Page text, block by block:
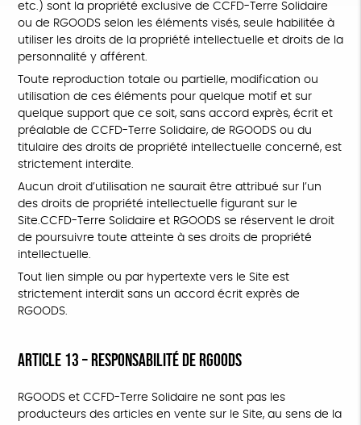
etc.) sont la propriété exclusive de CCFD-Terre Solidaire
ou de RGOODS selon les éléments visés, seule habilitée à
utiliser les droits de la propriété intellectuelle et droits de la
personnalité y afférent.
Toute reproduction totale ou partielle, modification ou
utilisation de ces éléments pour quelque motif et sur
quelque support que ce soit, sans accord exprès, écrit et
préalable de CCFD-Terre Solidaire, de RGOODS ou du
titulaire des droits de propriété intellectuelle concerné, est
strictement interdite.
Aucun droit d’utilisation ne saurait être attribué sur l’un
des droits de propriété intellectuelle figurant sur le
Site.CCFD-Terre Solidaire et RGOODS se réservent le droit
de poursuivre toute atteinte à ses droits de propriété
intellectuelle.
Tout lien simple ou par hypertexte vers le Site est
strictement interdit sans un accord écrit exprès de
RGOODS.
ARTICLE 13 – RESPONSABILITÉ DE RGOODS
RGOODS et CCFD-Terre Solidaire ne sont pas les
producteurs des articles en vente sur le Site, au sens de la